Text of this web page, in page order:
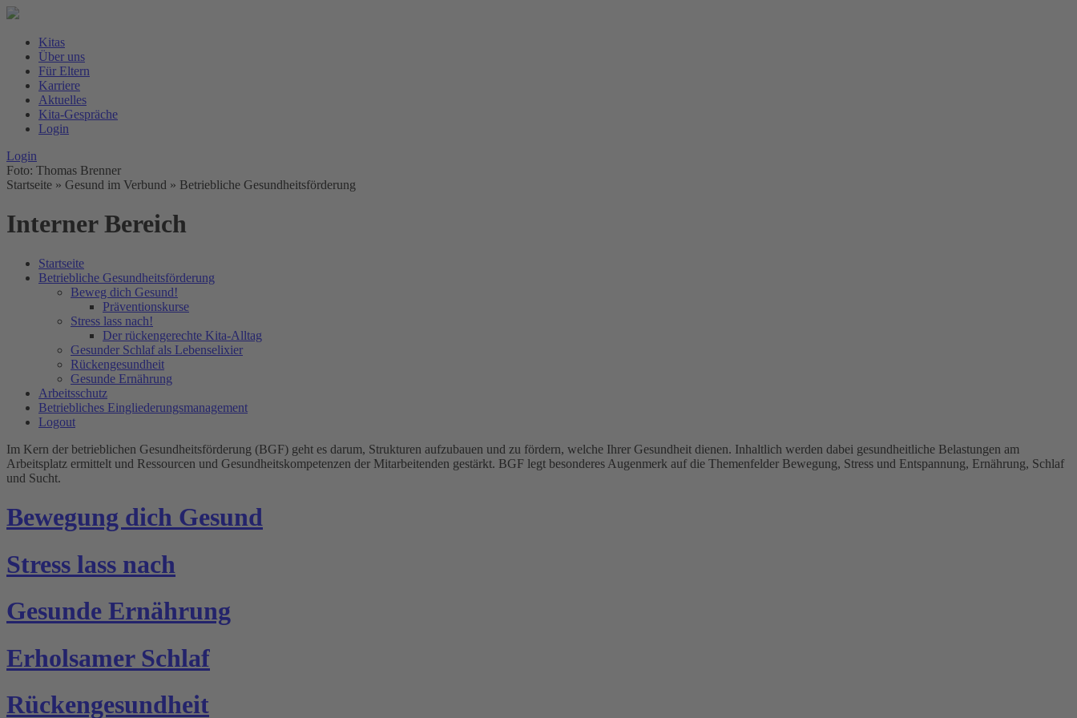
Kitas
Über uns
Für Eltern
Karriere
Aktuelles
Kita-Gespräche
Login
Login
Foto: Thomas Brenner
Startseite » Gesund im Verbund » Betriebliche Gesundheitsförderung
Interner Bereich
Startseite
Betriebliche Gesundheitsförderung
Beweg dich Gesund!
Präventionskurse
Stress lass nach!
Der rückengerechte Kita-Alltag
Gesunder Schlaf als Lebenselixier
Rückengesundheit
Gesunde Ernährung
Arbeitsschutz
Betriebliches Eingliederungsmanagement
Logout
Im Kern der betrieblichen Gesundheitsförderung (BGF) geht es darum, Strukturen aufzubauen und zu fördern, welche Ihrer Gesundheit dienen. Inhaltlich werden dabei gesundheitliche Belastungen am
Arbeitsplatz ermittelt und Ressourcen und Gesundheitskompetenzen der Mitarbeitenden gestärkt. BGF legt besonderes Augenmerk auf die Themenfelder Bewegung, Stress und Entspannung, Ernährung, Schlaf
und Sucht.
Bewegung dich Gesund
Stress lass nach
Gesunde Ernährung
Erholsamer Schlaf
Rückengesundheit